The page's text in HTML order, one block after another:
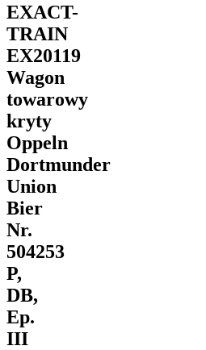
EXACT-
TRAIN
EX20119
Wagon
towarowy
kryty
Oppeln
Dortmunder
Union
Bier
Nr.
504253
P,
DB,
Ep.
III